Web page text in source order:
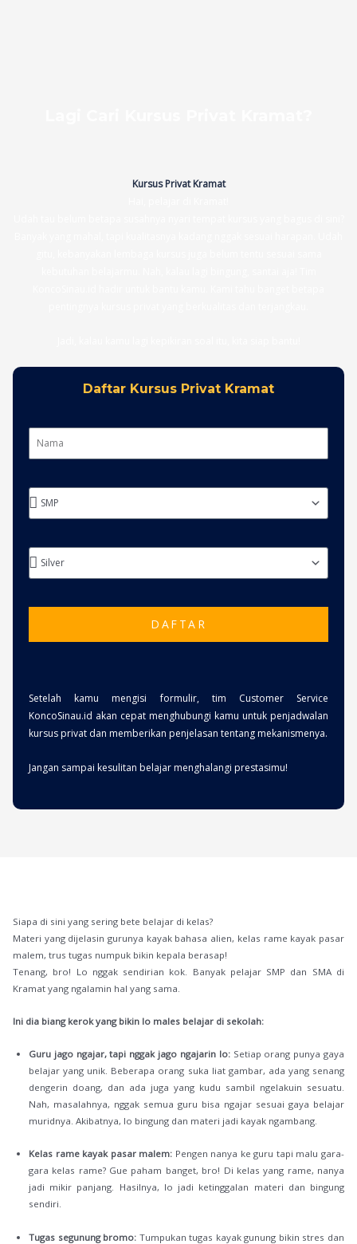
Kursus Privat Kramat
Daftar Kursus Privat Kramat
DAFTAR
Setelah kamu mengisi formulir, tim Customer Service
KoncoSinau.id akan cepat menghubungi kamu untuk penjadwalan
kursus privat dan memberikan penjelasan tentang mekanismenya.
Jangan sampai kesulitan belajar menghalangi prestasimu!
Siapa di sini yang sering bete belajar di kelas?
Materi yang dijelasin gurunya kayak bahasa alien, kelas rame kayak pasar
malem, trus tugas numpuk bikin kepala berasap!
Tenang, bro! Lo nggak sendirian kok. Banyak pelajar SMP dan SMA di
Kramat yang ngalamin hal yang sama.
Ini dia biang kerok yang bikin lo males belajar di sekolah:
Guru jago ngajar, tapi nggak jago ngajarin lo:Setiap orang punya gaya
belajar yang unik. Beberapa orang suka liat gambar, ada yang senang
dengerin doang, dan ada juga yang kudu sambil ngelakuin sesuatu.
Nah, masalahnya, nggak semua guru bisa ngajar sesuai gaya belajar
muridnya. Akibatnya, lo bingung dan materi jadi kayak ngambang.
Kelas rame kayak pasar malem: Pengen nanya ke guru tapi malu gara-
gara kelas rame? Gue paham banget, bro! Di kelas yang rame, nanya
jadi mikir panjang. Hasilnya, lo jadi ketinggalan materi dan bingung
sendiri.
Tugas segunung bromo: Tumpukan tugas kayak gunung bikin stres dan